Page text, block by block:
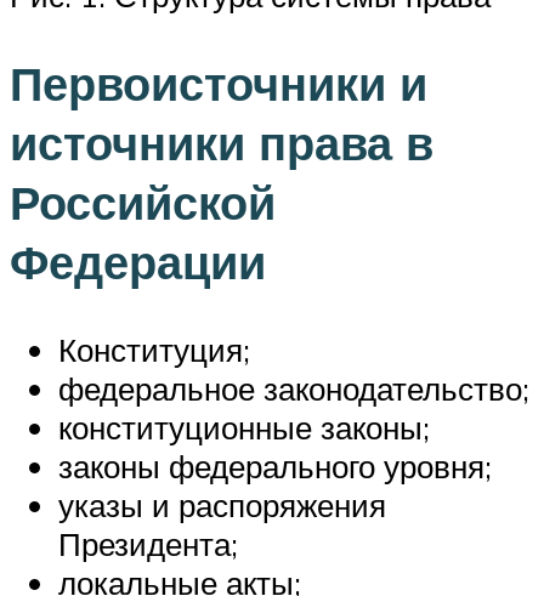
Первоисточники и
источники права в
Российской
Федерации
Конституция;
федеральное законодательство;
конституционные законы;
законы федерального уровня;
указы и распоряжения
Президента;
локальные акты;